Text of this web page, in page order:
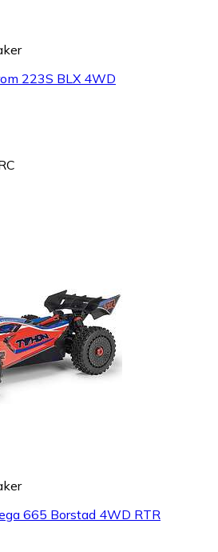
223S BLX 4WD
665 Borstad 4WD RTR